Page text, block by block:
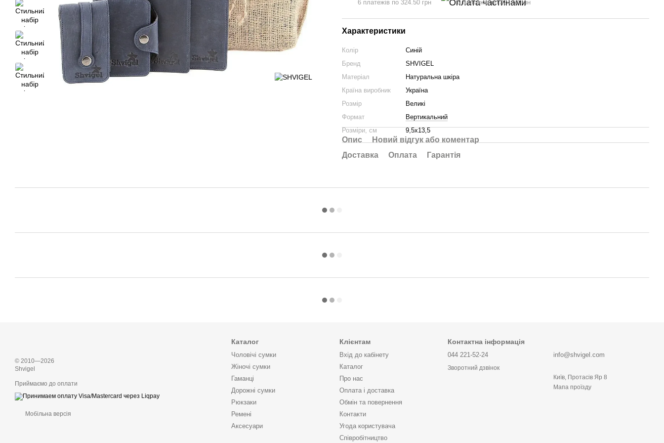
6 платежів по 324.50 грн 6 платежів по 324.50 грн
Характеристики
Колір
Синій
Бренд
SHVIGEL
Матеріал
Натуральна шкіра
Країна виробник
Україна
Розмір
Великі
Формат
Вертикальний
Розміри, см
9,5х13,5
Опис
Новий відгук або коментар
Доставка
Оплата Гарантія
© 2010—2026
Shvigel
Приймаємо до оплати
Мобільна версія
Каталог
Чоловічі сумки
Жіночі сумки
Гаманці
Дорожні сумки
Рюкзаки
Ремені
Аксесуари
Клієнтам
Вхід до кабінету
Каталог
Про нас
Оплата і доставка
Обмін та повернення
Контакти
Угода користувача
Cпівробітництво
Контактна інформація
044 221-52-24
Зворотний дзвінок
info@shvigel.com
Київ, Протасів Яр 8
Мапа проїзду